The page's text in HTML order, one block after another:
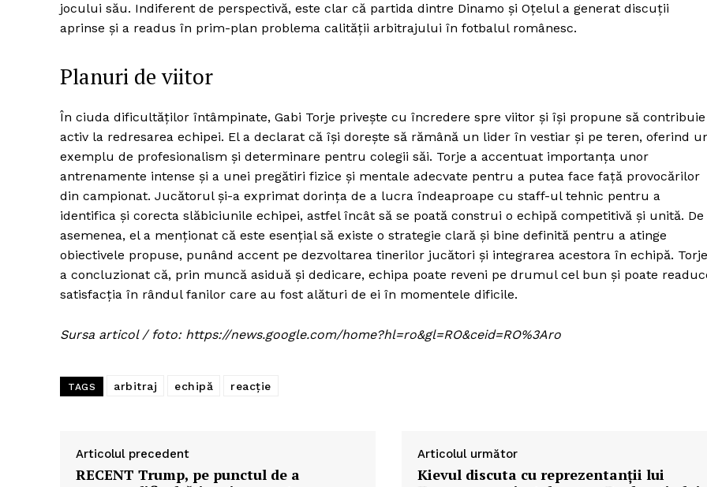
jocului său. Indiferent de perspectivă, este clar că partida dintre Dinamo și Oțelul a generat discuții
aprinse și a readus în prim-plan problema calității arbitrajului în fotbalul românesc.
Planuri de viitor
În ciuda dificultăților întâmpinate, Gabi Torje privește cu încredere spre viitor și își propune să contribuie
activ la redresarea echipei. El a declarat că își dorește să rămână un lider în vestiar și pe teren, oferind
exemplu de profesionalism și determinare pentru colegii săi. Torje a accentuat importanța unor
antrenamente intense și a unei pregătiri fizice și mentale adecvate pentru a putea face față provocărilor
din campionat. Jucătorul și-a exprimat dorința de a lucra îndeaproape cu staff-ul tehnic pentru a
identifica și corecta slăbiciunile echipei, astfel încât să se poată construi o echipă competitivă și unită. De
asemenea, el a menționat că este esențial să existe o strategie clară și bine definită pentru a atinge
obiectivele propuse, punând accent pe dezvoltarea tinerilor jucători și integrarea acestora în echipă. Torje
a concluzionat că, prin muncă asiduă și dedicare, echipa poate reveni pe drumul cel bun și poate
satisfacția în rândul fanilor care au fost alături de ei în momentele dificile.
Sursa articol / foto: https://news.google.com/home?hl=ro&gl=RO&ceid=RO%3Aro
TAGS arbitraj echipă reacție
Articolul precedent
RECENT Trump, pe punctul de a
Articolul următor
Kievul discuta cu reprezentanții lui